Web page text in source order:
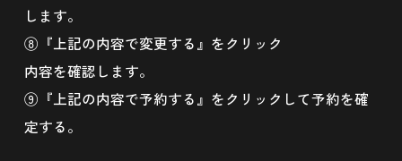
します。
⑧『上記の内容で変更する』をクリック
内容を確認します。
⑨『上記の内容で予約する』をクリックして予約を確
定する。